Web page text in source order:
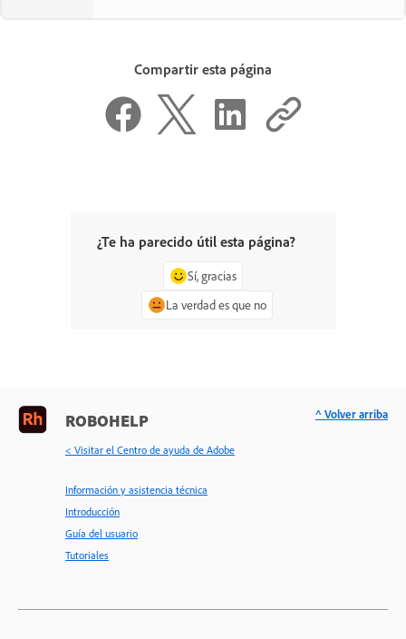
Compartir esta página
¿Te ha parecido útil esta página?
Sí, gracias
La verdad es que no
ROBOHELP
< Visitar el Centro de ayuda de Adobe
Información y asistencia técnica
Introducción
Guía del usuario
Tutoriales
^ Volver arriba